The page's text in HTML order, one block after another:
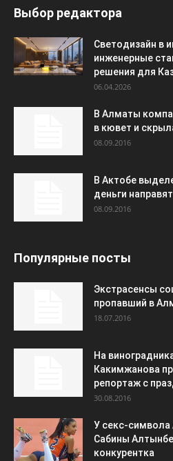
Выбор редактора
Светодизайн в
инженерные
решения для
06.04.2026
В Алматы
в кювет и
08.09.2016
В Актобе
деньги
08.09.2016
Популярные посты
Экстрасенсы
пропавший в
18.07.2016
На
Какимжанова
репортаж с
30.08.2016
У секс-символа
Сабины
конкурентка